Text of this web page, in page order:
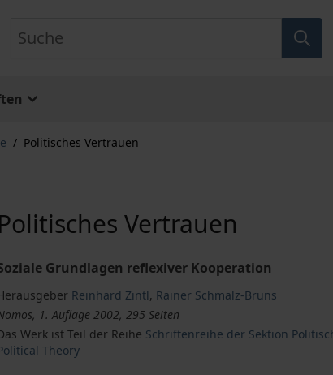
/ Politisches Vertrauen
Politisches Vertrauen
Grundlagen reflexiver Kooperation
Reinhard Zintl, Rainer Schmalz-Bruns
1. Auflage 2002, 295 Seiten
Werk ist Teil der Reihe Schriftenreihe der Sektion
Theory